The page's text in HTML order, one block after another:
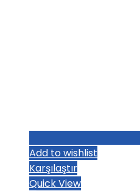
Add to wishlist
Karşılaştır
Quick View